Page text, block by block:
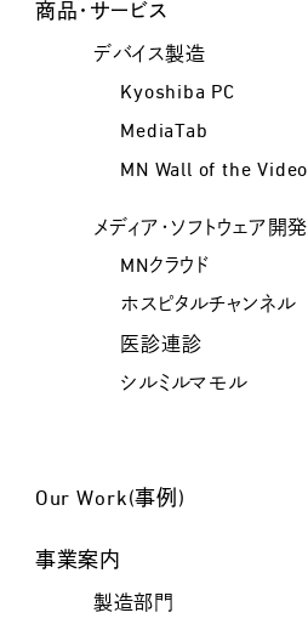
商品・サービス
デバイス製造
Kyoshiba PC
MediaTab
MN Wall of the Video
メディア・ソフトウェア開発
MNクラウド
ホスピタルチャンネル
医診連診
シルミルマモル
Our Work(事例)
事業案内
製造部門